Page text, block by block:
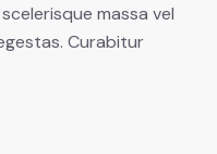
massa vel
Curabitur